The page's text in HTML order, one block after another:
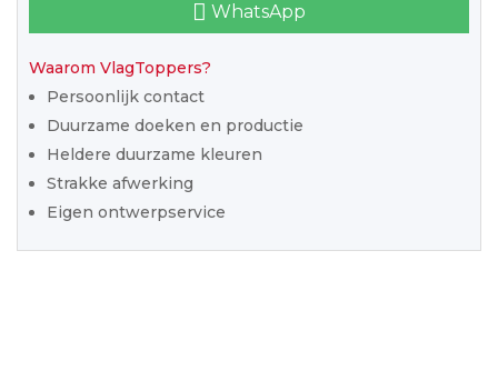
WhatsApp
Waarom VlagToppers?
Persoonlijk contact
Duurzame doeken en productie
Heldere duurzame kleuren
Strakke afwerking
Eigen ontwerpservice